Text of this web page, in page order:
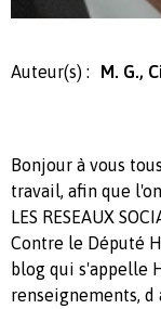
Auteur(s) : M. G.,
Bonjour à vous
travail, afin que
LES RESEAUX
Contre le Député
blog qui s'appelle
renseignements,